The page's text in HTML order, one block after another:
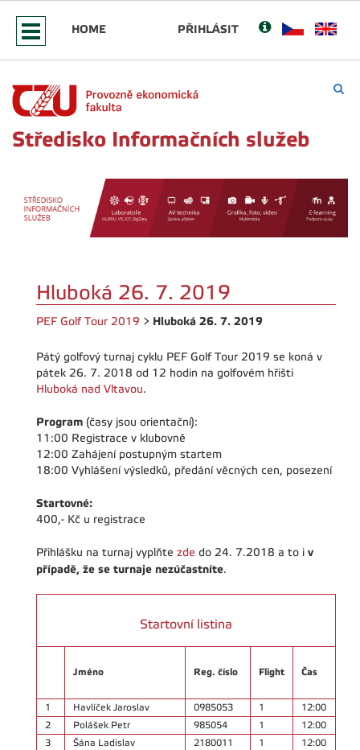
HOME PŘIHLÁSIT
Středisko Informačních služeb
Hluboká 26. 7. 2019
PEF Golf Tour 2019 > Hluboká 26. 7. 2019
Pátý golfový turnaj cyklu PEF Golf Tour 2019 se koná v
pátek 26. 7. 2018 od 12 hodin na golfovém hřišti
Hluboká nad Vltavou.
Program (časy jsou orientační):
11:00 Registrace v klubovně
12:00 Zahájení postupným startem
18:00 Vyhlášení výsledků, předání věcných cen, posezení
Startovné:
400,- Kč u registrace
Přihlášku na turnaj vyplňte zde do 24. 7.2018 a to i v
případě, že se turnaje nezúčastníte.
Startovní listina
Jméno Reg. číslo Flight Čas
1 Havlíček Jaroslav 0985053 1
12:00
2
Polášek Petr 985054 1
12:00
3
Šána Ladislav 2180011 1
12:00